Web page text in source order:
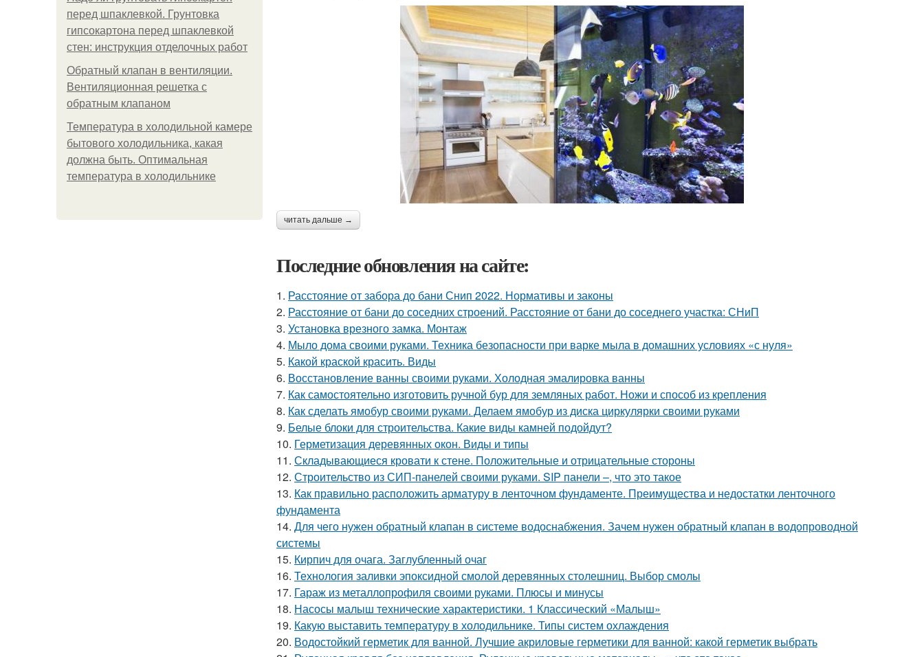
перед шпаклевкой. Грунтовка
гипсокартона перед шпаклевкой
стен: инструкция отделочных работ
Обратный клапан в вентиляции.
Вентиляционная решетка с
обратным клапаном
Температура в холодильной камере
бытового холодильника, какая
должна быть. Оптимальная
температура в холодильнике
читать дальше →
Последние обновления на сайте:
1. Расстояние от забора до бани Снип 2022. Нормативы и законы
2. Расстояние от бани до соседних строений. Расстояние от бани до соседнего участка: СНиП
3. Установка врезного замка. Монтаж
4. Мыло дома своими руками. Техника безопасности при варке мыла в домашних условиях «с нуля»
5. Какой краской красить. Виды
6. Восстановление ванны своими руками. Холодная эмалировка ванны
7. Как самостоятельно изготовить ручной бур для земляных работ. Ножи и способ из крепления
8. Как сделать ямобур своими руками. Делаем ямобур из диска циркулярки своими руками
9. Белые блоки для строительства. Какие виды камней подойдут?
10. Герметизация деревянных окон. Виды и типы
11. Складывающиеся кровати к стене. Положительные и отрицательные стороны
12. Строительство из СИП-панелей своими руками. SIP панели –, что это такое
13. Как правильно расположить арматуру в ленточном фундаменте. Преимущества и недостатки ленточного
фундамента
14. Для чего нужен обратный клапан в системе водоснабжения. Зачем нужен обратный клапан в водопроводной
системы
15. Кирпич для очага. Заглубленный очаг
16. Технология заливки эпоксидной смолой деревянных столешниц. Выбор смолы
17. Гараж из металлопрофиля своими руками. Плюсы и минусы
18. Насосы малыш технические характеристики. 1 Классический «Малыш»
19. Какую выставить температуру в холодильнике. Типы систем охлаждения
20. Водостойкий герметик для ванной. Лучшие акриловые герметики для ванной: какой герметик выбрать